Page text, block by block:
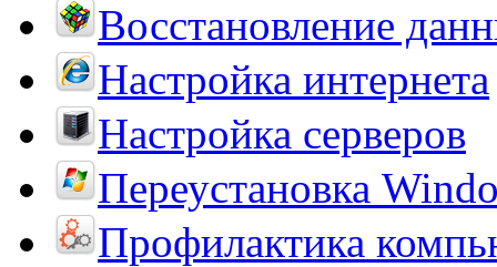
Восстановление
Настройка интернета
Настройка серверов
Переустановка
Профилактика